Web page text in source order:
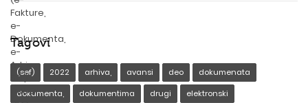
Tagovi
(sef) 2022 arhiva, avansi deo
dokumenata
dokumenta,
dokumentima drugi
elektronski